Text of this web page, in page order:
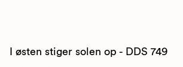
I østen stiger solen op - DDS 749